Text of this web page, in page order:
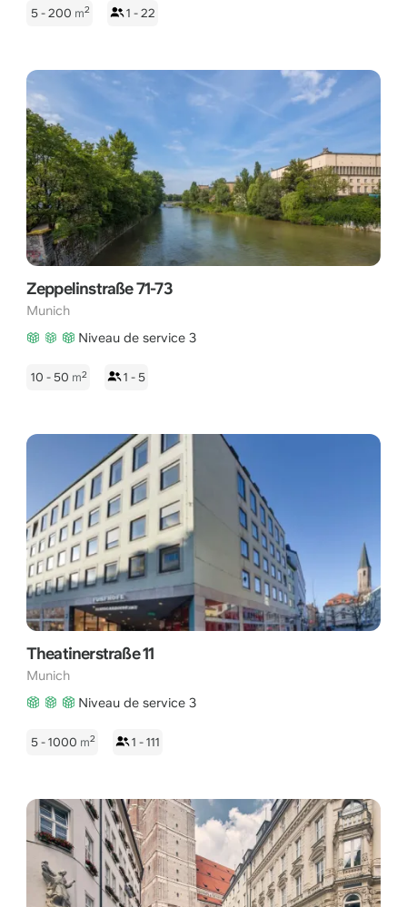
5 - 200 m2 1 - 22
Zeppelinstraße 71-73
Munich
Niveau de service 3
10 - 50 m2 1 - 5
Theatinerstraße 11
Munich
Niveau de service 3
5 - 1000 m2 1 - 111